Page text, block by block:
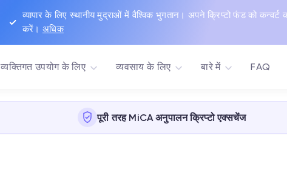
व्यापार के लिए स्थानीय मुद्राओं में वैश्विक भुगतान। अपने क्रिप्टो फंड को कन्वर्ट
करें। अधिक
व्यक्तिगत उपयोग के लिए व्यवसाय के लिए बारे में FAQ
पूरी तरह MiCA अनुपालन क्रिप्टो एक्सचेंज